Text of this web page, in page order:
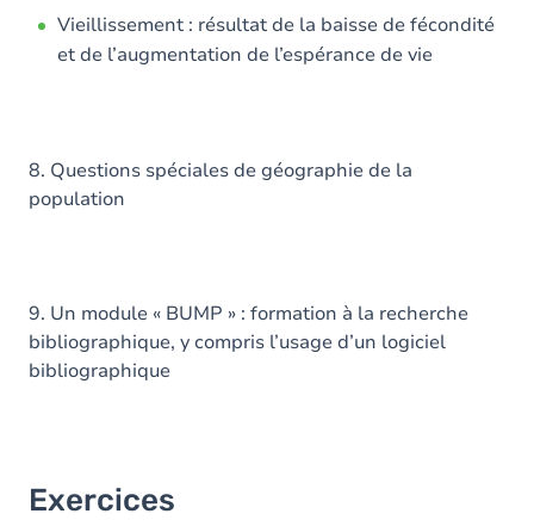
Vieillissement : résultat de la baisse de fécondité
et de l’augmentation de l’espérance de vie
8. Questions spéciales de géographie de la
population
9. Un module « BUMP » : formation à la recherche
bibliographique, y compris l’usage d’un logiciel
bibliographique
Exercices